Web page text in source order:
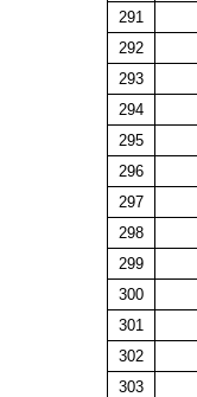
291
292
293
294
295
296
297
298
299
300
301
302
303